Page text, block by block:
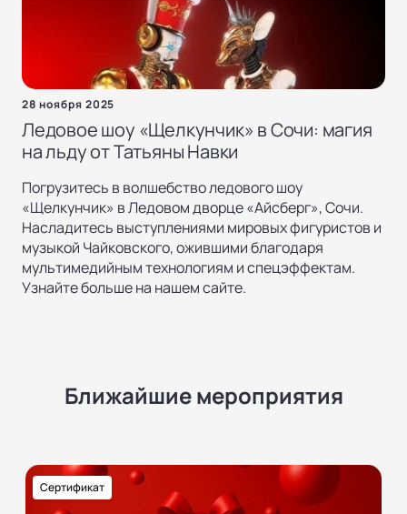
28 ноября 2025
Ледовое шоу «Щелкунчик» в Сочи: магия
на льду от Татьяны Навки
Погрузитесь в волшебство ледового шоу
«Щелкунчик» в Ледовом дворце «Айсберг», Сочи.
Насладитесь выступлениями мировых фигуристов и
музыкой Чайковского, ожившими благодаря
мультимедийным технологиям и спецэффектам.
Узнайте больше на нашем сайте.
Ближайшие мероприятия
Сертификат